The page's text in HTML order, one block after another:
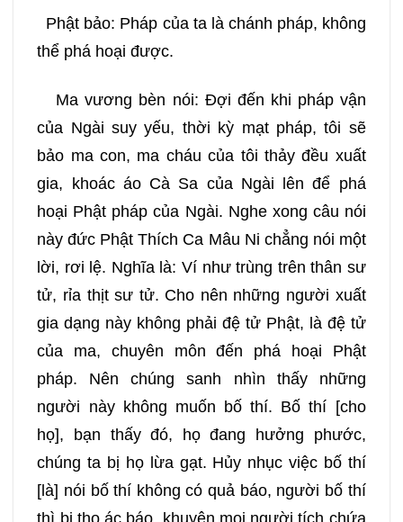
Phật bảo: Pháp của ta là chánh pháp, không
thể phá hoại được.
Ma vương bèn nói: Đợi đến khi pháp vận
của Ngài suy yếu, thời kỳ mạt pháp, tôi sẽ
bảo ma con, ma cháu của tôi thảy đều xuất
gia, khoác áo Cà Sa của Ngài lên để phá
hoại Phật pháp của Ngài. Nghe xong câu nói
này đức Phật Thích Ca Mâu Ni chẳng nói một
lời, rơi lệ. Nghĩa là: Ví như trùng trên thân sư
tử, rỉa thịt sư tử. Cho nên những người xuất
gia dạng này không phải đệ tử Phật, là đệ tử
của ma, chuyên môn đến phá hoại Phật
pháp. Nên chúng sanh nhìn thấy những
người này không muốn bố thí. Bố thí [cho
họ], bạn thấy đó, họ đang hưởng phước,
chúng ta bị họ lừa gạt. Hủy nhục việc bố thí
[là] nói bố thí không có quả báo, người bố thí